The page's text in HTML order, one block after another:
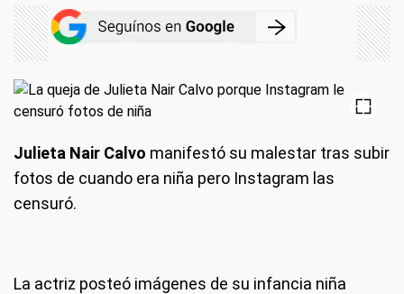
Julieta Nair Calvo manifestó su malestar tras subir
fotos de cuando era niña pero Instagram las
censuró.
La actriz posteó imágenes de su infancia niña